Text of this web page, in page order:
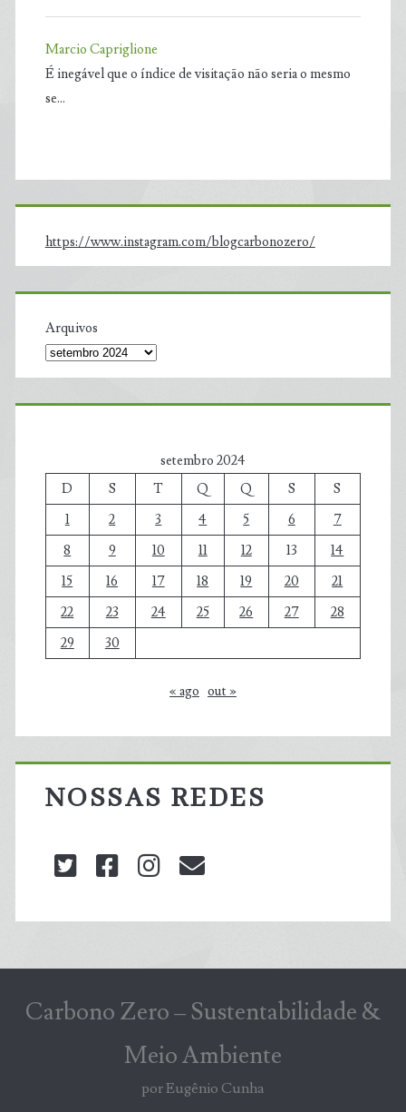
Marcio Capriglione
É inegável que o índice de visitação não seria o mesmo
se…
https://www.instagram.com/blogcarbonozero/
Arquivos
setembro 2024
D
S T Q Q S
S
1
2 3 4 5 6
7
8
9 10 11 12 13
14
15
16 17 18 19 20
21
22
23 24 25 26 27
28
29
30
« ago out »
NOSSAS REDES
twitterfacebookinstagram
Carbono Zero – Sustentabilidade &
Meio Ambiente
por Eugênio Cunha